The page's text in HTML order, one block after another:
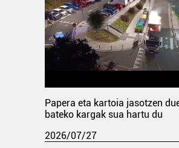
Papera eta kartoia jasotzen
bateko kargak sua hartu du
2026/07/27